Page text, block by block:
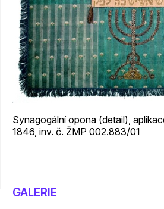
Synagogální opona (detail),
1846, inv. č. ŽMP 002.883/01
GALERIE